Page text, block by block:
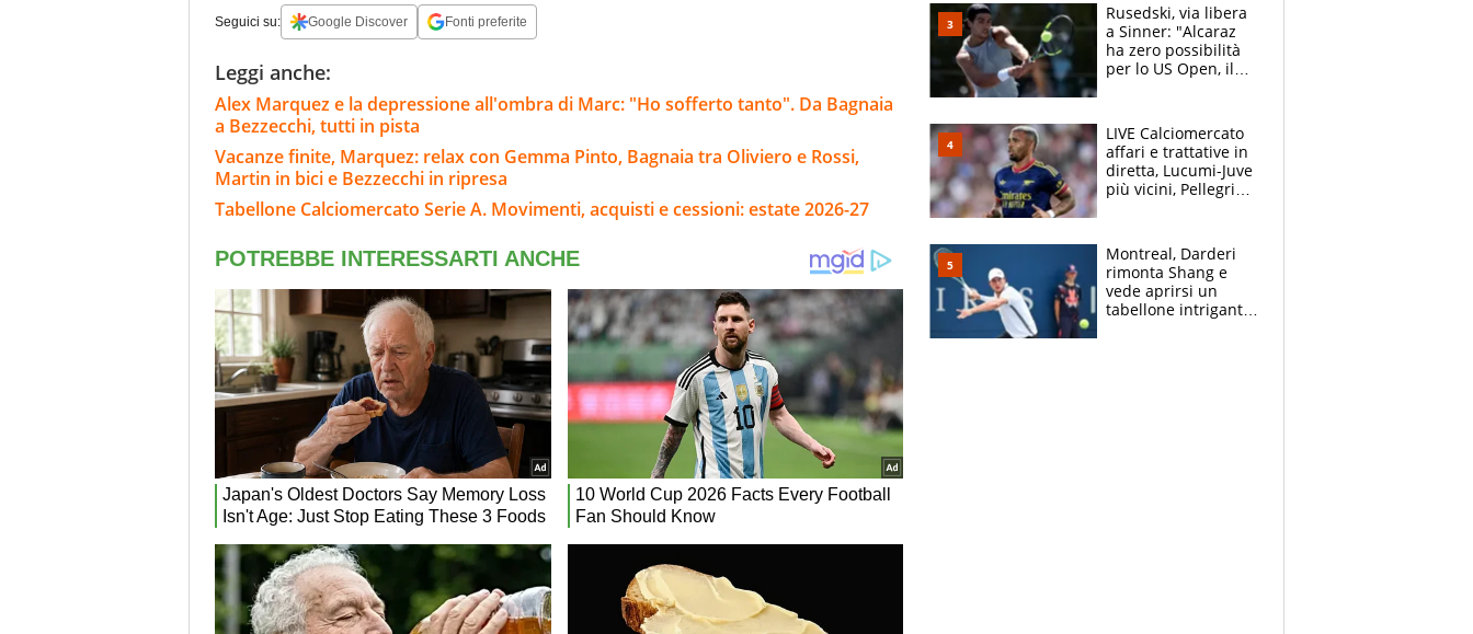
Seguici su: Google Discover Fonti preferite
Leggi anche:
Alex Marquez e la depressione all'ombra di Marc: "Ho sofferto tanto". Da Bagnaia
a Bezzecchi, tutti in pista
Vacanze finite, Marquez: relax con Gemma Pinto, Bagnaia tra Oliviero e Rossi,
Martin in bici e Bezzecchi in ripresa
Tabellone Calciomercato Serie A. Movimenti, acquisti e cessioni: estate 2026-27
Rusedski, via libera
a Sinner: "Alcaraz
ha zero possibilità
per lo US Open, il
LIVE Calciomercato
affari e trattative in
diretta, Lucumi-Juve
più vicini, Pellegrini
Montreal, Darderi
rimonta Shang e
vede aprirsi un
tabellone intrigante: